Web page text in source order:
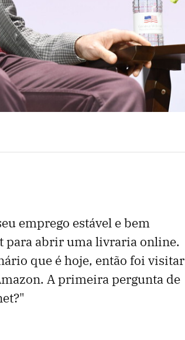
emprego estável e bem
para abrir uma livraria online.
que é hoje, então foi visitar
A primeira pergunta de